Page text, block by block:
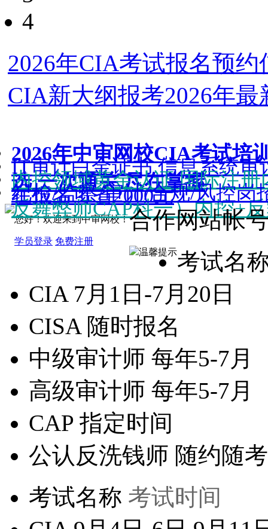
4
2026年CIA考试报名预约
CIA新大纲报考2026年
2026年中审网校CIA考试培
选 一次通关 尽在掌握
IT审计白金证书 信息系统
在报名可省2000元
内控领域黄金认证 国际注
反舞弊师CAP科一）内控+
纪检/监察/审计/合规/风控岗
您好！欢迎来到中审网校！
学员登录 免费注册
合作网站帐
温馨提示考试名
CIA 7月1日-7月20日
CISA 随时报名
中级审计师 每年5-7月
高级审计师 每年5-7月
CAP 指定时间
公认反洗钱师 随约随考
考试名称 考试时间